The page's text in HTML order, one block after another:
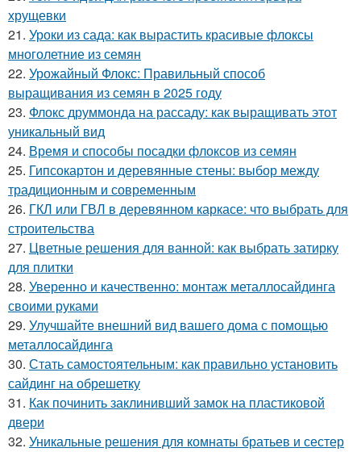
хрущевки
21. Уроки из сада: как вырастить красивые флоксы
многолетние из семян
22. Урожайный Флокс: Правильный способ
выращивания из семян в 2025 году
23. Флокс друммонда на рассаду: как выращивать этот
уникальный вид
24. Время и способы посадки флоксов из семян
25. Гипсокартон и деревянные стены: выбор между
традиционным и современным
26. ГКЛ или ГВЛ в деревянном каркасе: что выбрать для
строительства
27. Цветные решения для ванной: как выбрать затирку
для плитки
28. Уверенно и качественно: монтаж металлосайдинга
своими руками
29. Улучшайте внешний вид вашего дома с помощью
металлосайдинга
30. Стать самостоятельным: как правильно установить
сайдинг на обрешетку
31. Как починить заклинивший замок на пластиковой
двери
32. Уникальные решения для комнаты братьев и сестер